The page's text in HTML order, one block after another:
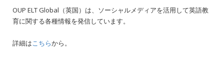
OUP ELT Global（英国）は、ソーシャルメディアを活用して英語教
育に関する各種情報を発信しています。
詳細はこちらから。